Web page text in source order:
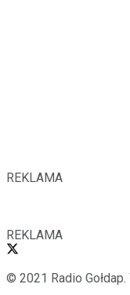
REKLAMA
REKLAMA
© 2021 Radio